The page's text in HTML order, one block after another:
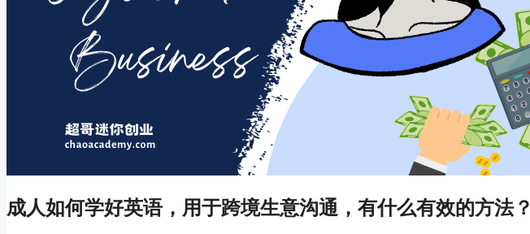
成人如何学好英语，用于跨境生意沟通，有什么有效的方法？